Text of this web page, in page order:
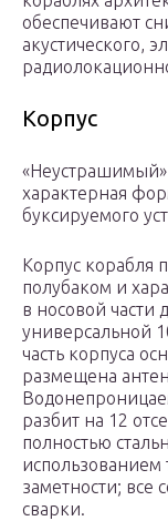
обеспечивают
акустического,
Корпус
характерная
буксируемого
Корпус корабля
полубаком и
в носовой части
универсальной
часть корпуса
размещена
разбит на 12
полностью
заметности;
сварки.